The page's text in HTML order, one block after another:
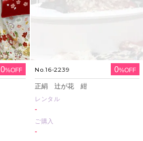
0%OFF No.16-2239 0%OFF
正絹 辻が花 紺
レンタル
-
ご購入
-